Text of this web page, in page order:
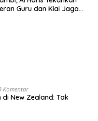
Guru dan Kiai Jaga
Komentar
New Zealand: Tak